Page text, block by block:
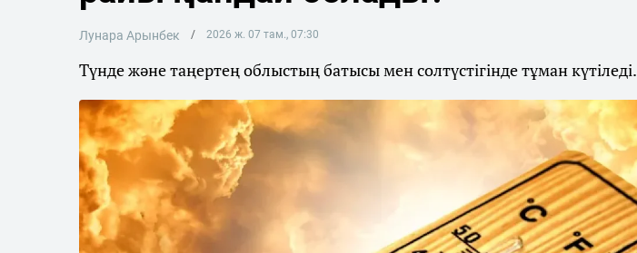
Лунара Арынбек 2026 ж. 07 там., 07:30
Түнде және таңертең облыстың батысы мен солтүстігінде тұман күтіледі.